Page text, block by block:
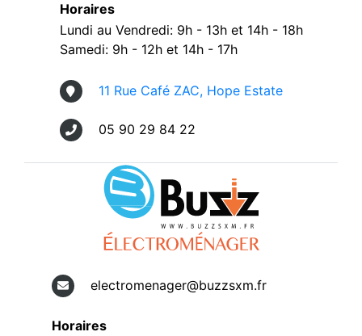
Horaires
Lundi au Vendredi: 9h - 13h et 14h - 18h
Samedi: 9h - 12h et 14h - 17h
11 Rue Café ZAC, Hope Estate
05 90 29 84 22
electromenager@buzzsxm.fr
Horaires